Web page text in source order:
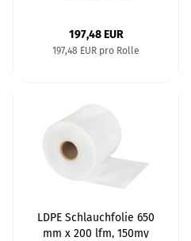
197,48 EUR
197,48 EUR pro Rolle
LDPE Schlauch­fo­lie 650
mm x 200 lfm, 150my